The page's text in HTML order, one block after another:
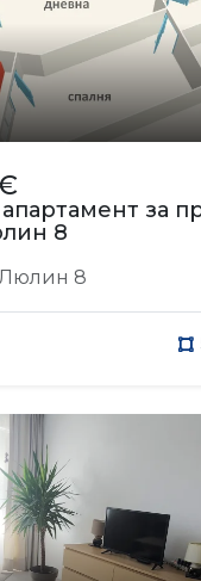
за
8
8